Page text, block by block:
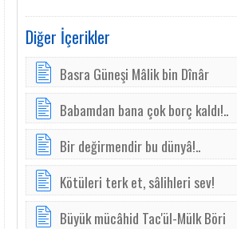
Diğer İçerikler
Basra Güneşi Mâlik bin Dînâr
Ba­bam­dan ba­na ­çok borç kal­dı!..
Bir değirmendir bu dünyâ!..
Kötüleri terk et, sâlihleri sev!
Büyük mücâhid Tac'ül-Mülk Böri